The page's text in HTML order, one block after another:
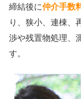
締結後に仲介手数
り、狭小、連棟、
渉や残置物処理、
す。